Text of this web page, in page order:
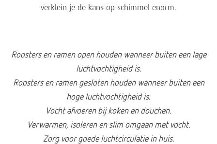
verklein je de kans op schimmel enorm.
Roosters en ramen open houden wanneer buiten een lage
luchtvochtigheid is.
Roosters en ramen gesloten houden wanneer buiten een
hoge luchtvochtigheid is.
Vocht afvoeren bij koken en douchen.
Verwarmen, isoleren en slim omgaan met vocht.
Zorg voor goede luchtcirculatie in huis.